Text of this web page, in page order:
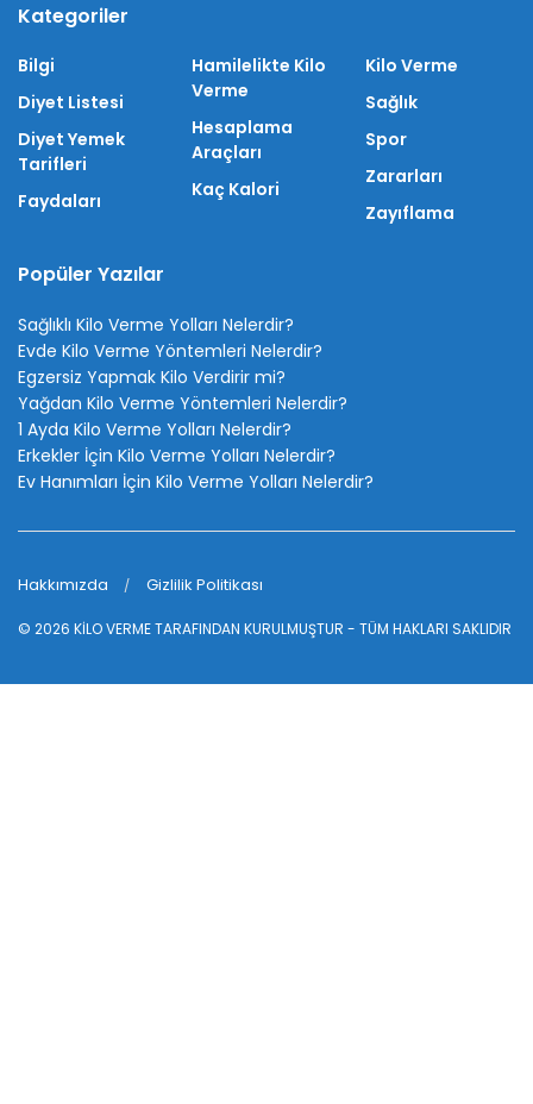
Kategoriler
Bilgi
Diyet Listesi
Diyet Yemek
Tarifleri
Faydaları
Hamilelikte Kilo
Verme
Hesaplama
Araçları
Kaç Kalori
Kilo Verme
Sağlık
Spor
Zararları
Zayıflama
Popüler Yazılar
Sağlıklı Kilo Verme Yolları Nelerdir?
Evde Kilo Verme Yöntemleri Nelerdir?
Egzersiz Yapmak Kilo Verdirir mi?
Yağdan Kilo Verme Yöntemleri Nelerdir?
1 Ayda Kilo Verme Yolları Nelerdir?
Erkekler İçin Kilo Verme Yolları Nelerdir?
Ev Hanımları İçin Kilo Verme Yolları Nelerdir?
Hakkımızda Gizlilik Politikası
© 2026 KİLO VERMETARAFINDAN KURULMUŞTUR - TÜM HAKLARI SAKLIDIR